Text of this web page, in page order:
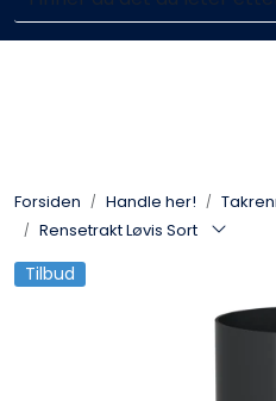
Skip to main content
Enkelt kjøp, hentes
Forsiden Handle her!
Rensetrakt Løvis Sort
Tilbud
Taktekking
FOAMGLAS®